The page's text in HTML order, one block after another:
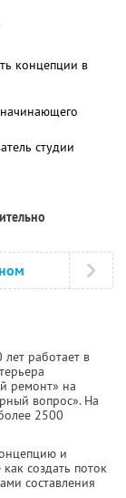
концепции в
студии
работает в
ремонт» на
вопрос». На
2500
и
создать поток
составления